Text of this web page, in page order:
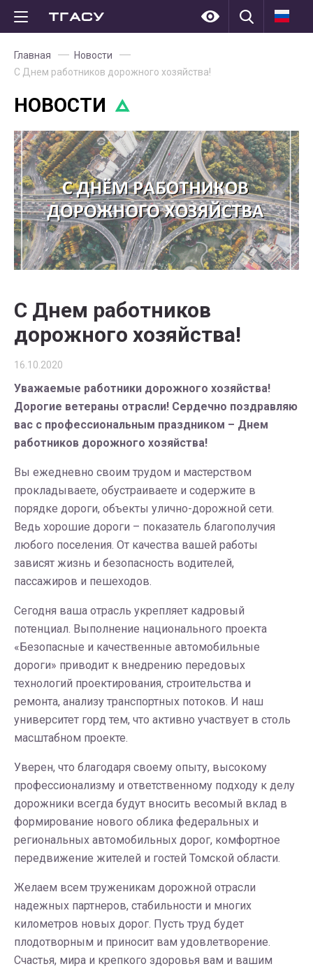
Главная
Новости
С Днем работников дорожного хозяйства!
НОВОСТИ
С Днем работников
дорожного хозяйства!
16.10.2020
Уважаемые работники дорожного хозяйства!
Дорогие ветераны отрасли! Сердечно поздравляю
вас с профессиональным праздником – Днем
работников дорожного хозяйства!
Вы ежедневно своим трудом и мастерством
прокладываете, обустраиваете и содержите в
порядке дороги, объекты улично-дорожной сети.
Ведь хорошие дороги – показатель благополучия
любого поселения. От качества вашей работы
зависят жизнь и безопасность водителей,
пассажиров и пешеходов.
Сегодня ваша отрасль укрепляет кадровый
потенциал. Выполнение национального проекта
«Безопасные и качественные автомобильные
дороги» приводит к внедрению передовых
технологий проектирования, строительства и
ремонта, анализу транспортных потоков. И наш
университет горд тем, что активно участвует в столь
масштабном проекте.
Уверен, что благодаря своему опыту, высокому
профессионализму и ответственному подходу к делу
дорожники всегда будут вносить весомый вклад в
формирование нового облика федеральных и
региональных автомобильных дорог, комфортное
передвижение жителей и гостей Томской области.
Желаем всем труженикам дорожной отрасли
надежных партнеров, стабильности и многих
километров новых дорог. Пусть труд будет
плодотворным и приносит вам удовлетворение.
Счастья, мира и крепкого здоровья вам и вашим